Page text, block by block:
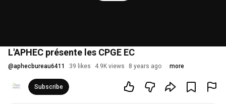
L'APHEC présente les CPGE EC
@aphecbureau6411 39 likes 4.9K views 8 years ago more
Subscribe